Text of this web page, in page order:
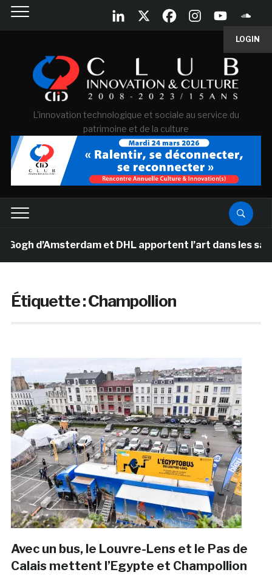
LOGIN
L'innovation technologique et sociale au service du
patrimoine et de la culture
d’Amsterdam et DHL apportent l’art dans les salles
Étiquette :Champollion
Avec un bus, le Louvre-Lens et le Pas de
Calais mettent l’Egypte et Champollion